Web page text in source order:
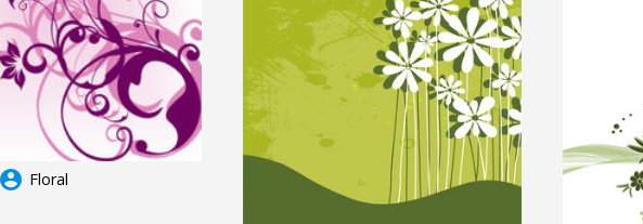
account_circle Floral